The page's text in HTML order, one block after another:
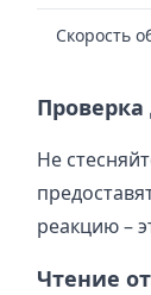
Скорость
Не
реакцию –
Чтение